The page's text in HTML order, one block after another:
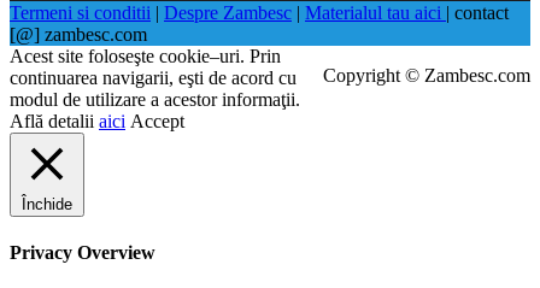
Termeni si conditii | Despre Zambesc | Materialul tau aici | contact
[@] zambesc.com
Copyright © Zambesc.com
Acest site foloseşte cookie–uri. Prin
continuarea navigarii, eşti de acord cu
modul de utilizare a acestor informaţii.
Află detalii aici Accept
Închide
Privacy Overview